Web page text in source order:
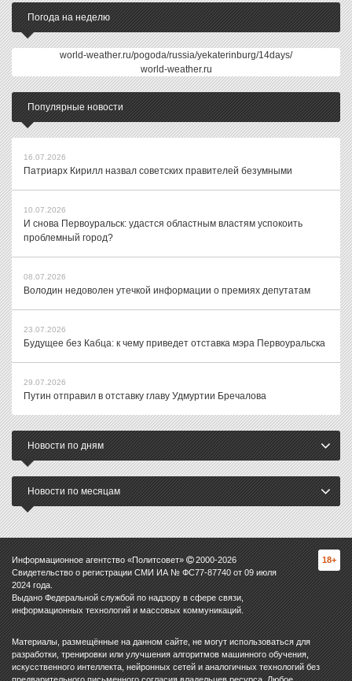
Погода на неделю
world-weather.ru/pogoda/russia/yekaterinburg/14days/
world-weather.ru
Популярные новости
16.07.2026
Патриарх Кирилл назвал советских правителей безумными
10.07.2026
И снова Первоуральск: удастся областным властям успокоить
проблемный город?
08.07.2026
Володин недоволен утечкой информации о премиях депутатам
23.07.2026
Будущее без Кабца: к чему приведет отставка мэра Первоуральска
29.07.2026
Путин отправил в отставку главу Удмуртии Бречалова
Новости по дням
Новости по месяцам
Информационное агентство «Политсовет» 2000-2026
Свидетельство о регистрации СМИ ИА № ФС77-87740 от 09 июля
2024 года.
Выдано Федеральной службой по надзору в сфере связи,
информационных технологий и массовых коммуникаций.
18+
Материалы, размещённые на данном сайте, не могут использоваться для
разработки, тренировки или улучшения алгоритмов машинного обучения,
искусственного интеллекта, нейронных сетей и аналогичных технологий без